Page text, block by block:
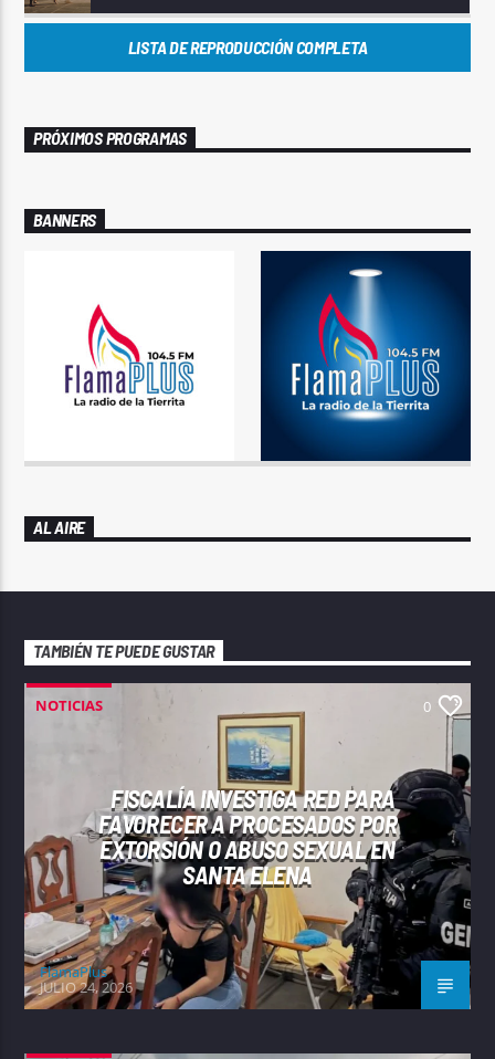
LISTA DE REPRODUCCIÓN COMPLETA
PRÓXIMOS PROGRAMAS
BANNERS
AL AIRE
TAMBIÉN TE PUEDE GUSTAR
NOTICIAS 0
FISCALÍA INVESTIGA RED PARA
FAVORECER A PROCESADOS POR
EXTORSIÓN O ABUSO SEXUAL EN
SANTA ELENA
FlamaPlus
JULIO 24, 2026